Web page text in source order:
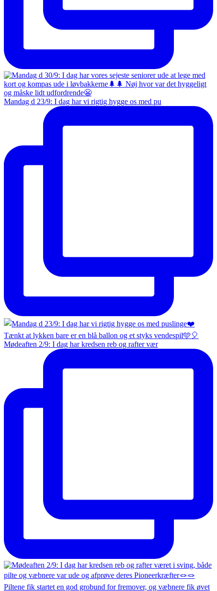
Mandag d 23/9: I dag har vi rigtig hygge os med pu
Mødeaften 2/9: I dag har kredsen reb og rafter vær